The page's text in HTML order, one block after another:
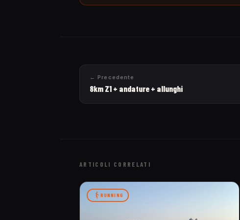
← Precedente
8km Z1 + andature + allunghi
ARTICOLI CORRELATI
RUNNING